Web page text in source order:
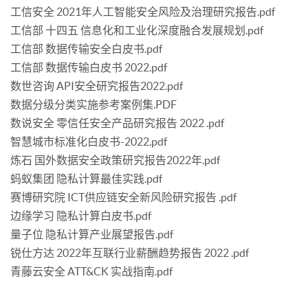
工信安全 2021年人工智能安全风险及治理研究报告.pdf
工信部 十四五 信息化和工业化深度融合发展规划.pdf
工信部 数据传输安全白皮书.pdf
工信部 数据传输白皮书 2022.pdf
数世咨询 API安全研究报告2022.pdf
数据分级分类实施参考案例集.PDF
数说安全 零信任安全产品研究报告 2022 .pdf
智慧城市标准化白皮书-2022.pdf
炼石 国外数据安全政策研究报告2022年.pdf
蚂蚁集团 隐私计算最佳实践.pdf
赛博研究院 ICT供应链安全新风险研究报告 .pdf
边缘学习 隐私计算白皮书.pdf
量子位 隐私计算产业展望报告.pdf
锐仕方达 2022年互联行业薪酬趋势报告 2022 .pdf
青藤云安全 ATT&CK 实战指南.pdf